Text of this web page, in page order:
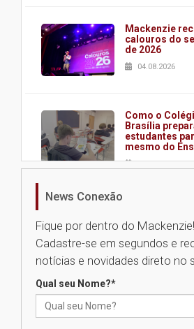
Mackenzie
calouros do
de 2026
04.08.2026
Como o
Brasília
estudantes
mesmo do
04.08.2026
na educação
escola
04.08.2026
docentes
News Conexão
Fique por dentro do Mackenzie!
Cadastre-se em segundos e
notícias e novidades direto no
Qual seu Nome?*